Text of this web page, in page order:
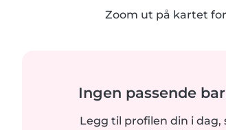
Zoom ut på kartet
Ingen passende
Legg til profilen din i